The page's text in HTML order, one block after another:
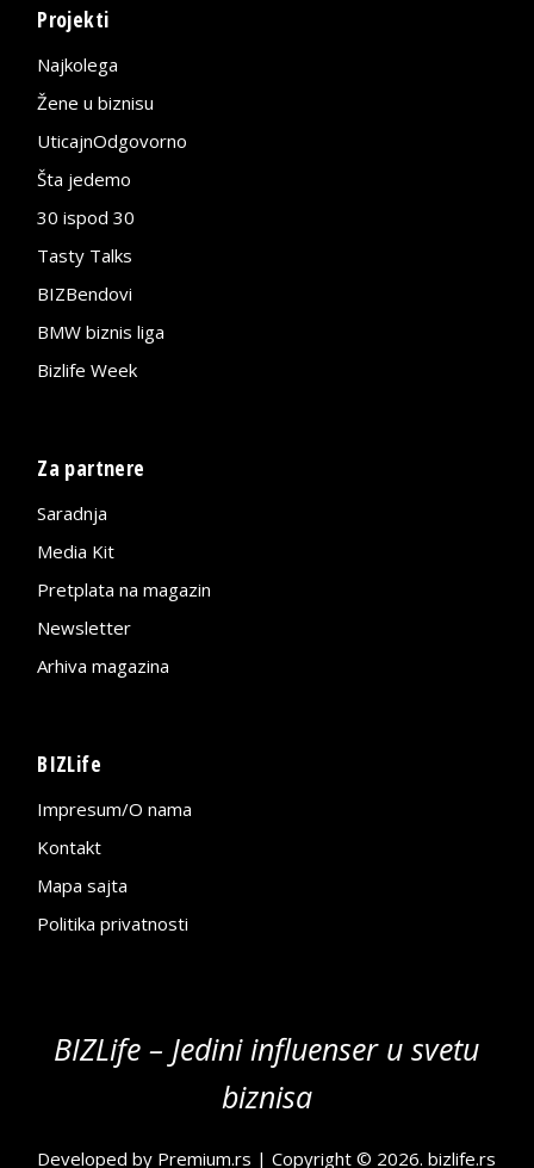
Projekti
Najkolega
Žene u biznisu
UticajnOdgovorno
Šta jedemo
30 ispod 30
Tasty Talks
BIZBendovi
BMW biznis liga
Bizlife Week
Za partnere
Saradnja
Media Kit
Pretplata na magazin
Newsletter
Arhiva magazina
BIZLife
Impresum/O nama
Kontakt
Mapa sajta
Politika privatnosti
BIZLife – Jedini influenser u svetu
biznisa
Developed by Premium.rs | Copyright © 2026.bizlife.rs